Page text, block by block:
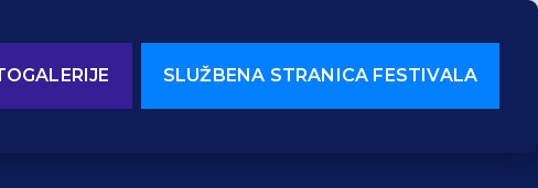
SLUŽBENA STRANICA FESTIVALA